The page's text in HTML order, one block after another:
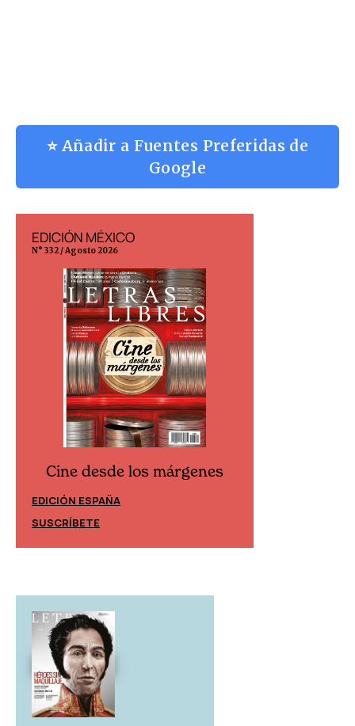
⭐ Añadir a Fuentes Preferidas de
Google
EDICIÓN MÉXICO
N° 332 / Agosto 2026
Cine desde los márgenes
EDICIÓN ESPAÑA
SUSCRÍBETE